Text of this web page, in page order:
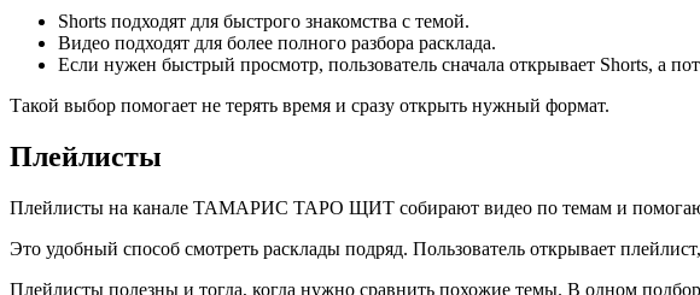
Shorts подходят для быстрого знакомства с темой.
Видео подходят для более полного разбора расклада.
Если нужен быстрый просмотр, пользователь сначала открывает Shorts, а
Такой выбор помогает не терять время и сразу открыть нужный формат.
Плейлисты
Плейлисты на канале ТАМАРИС ТАРО ЩИТ собирают видео по темам и
Это удобный способ смотреть расклады подряд. Пользователь открывает
Плейлисты полезны и тогда, когда нужно сравнить похожие темы. В одном